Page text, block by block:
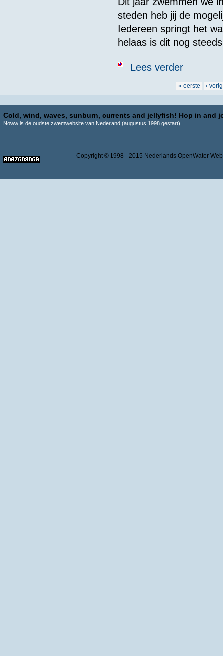
steden heb jij de
Iedereen springt het
helaas is dit nog
Lees verderover Uit de
« eerste ‹
Cold, wind, waves, sunburn, currents and jellyfish! Hop in and
Noww is de oudste zwemwebsite van Nederland (augustus 1998 gestart)
Copyright © 1998 - 2015 Nederlands OpenWater